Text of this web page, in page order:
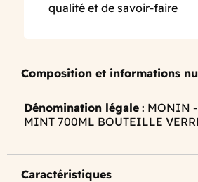
qualité et de savoir-faire
Composition et informations
Dénomination légale : MONIN
MINT 700ML BOUTEILLE
Caractéristiques